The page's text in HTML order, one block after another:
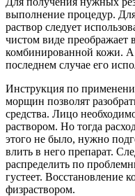
выполнение процедур.
раствор следует
чистом виде
комбинированной кожи. А
последнем случае его
Инструкция по
морщин позволят
средства. Лицо
раствором. Но тогда
этого не было, нужно
влить в него препарат.
распределить по
густеет. Восстановление
физраствором.